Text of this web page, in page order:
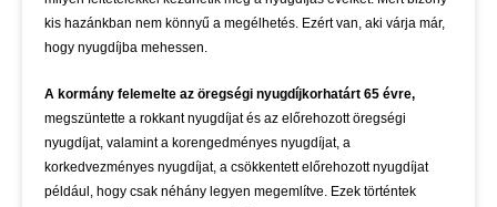
kis hazánkban nem könnyű a megélhetés. Ezért van, aki várja már,
hogy nyugdíjba mehessen.
A kormány felemelte az öregségi nyugdíjkorhatárt 65 évre,
megszüntette a rokkant nyugdíjat és az előrehozott öregségi
nyugdíjat, valamint a korengedményes nyugdíjat, a
korkedvezményes nyugdíjat, a csökkentett előrehozott nyugdíjat
például, hogy csak néhány legyen megemlítve. Ezek történtek